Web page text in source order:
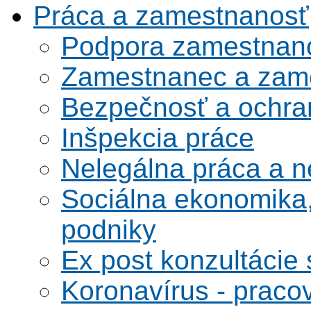
Práca a zamestnanosť
Podpora
Zamestnanec a
Bezpečnosť a
Inšpekcia práce
Nelegálna práca a
Sociálna
podniky
Ex post
Koronavírus -